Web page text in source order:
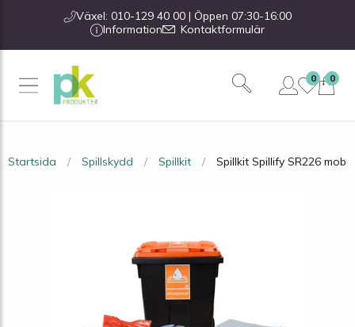
Växel: 010-129 40 00 | Öppen 07:30-16:00
Information
Kontaktformulär
0
0
Startsida Spillskydd Spillkit Spillkit Spillify SR226